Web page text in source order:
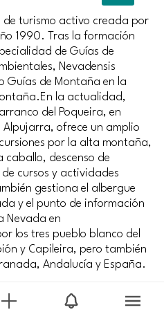
de turismo activo creada por
1990. Tras la formación
de Guías de
Nevadensis
Guías de Montaña en la
la actualidad,
del Poqueira, en
ofrece un amplio
por la alta montaña,
descenso de
cursos y actividades
gestiona el albergue
y el punto de información
Nevada en
los tres pueblo blanco del
y Capileira, pero también
Andalucía y España.
#seniors